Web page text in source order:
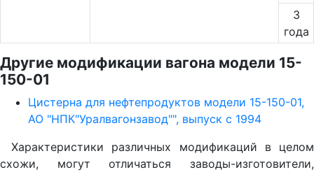
3
года
Другие модификации вагона модели 15-
150-01
Цистерна для нефтепродуктов модели 15-150-01,
АО "НПК"Уралвагонзавод"", выпуск с 1994
Характеристики различных модификаций в целом
схожи, могут отличаться заводы-изготовители,